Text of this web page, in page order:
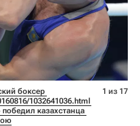
1032641036.html
казахстанца
1 из 17